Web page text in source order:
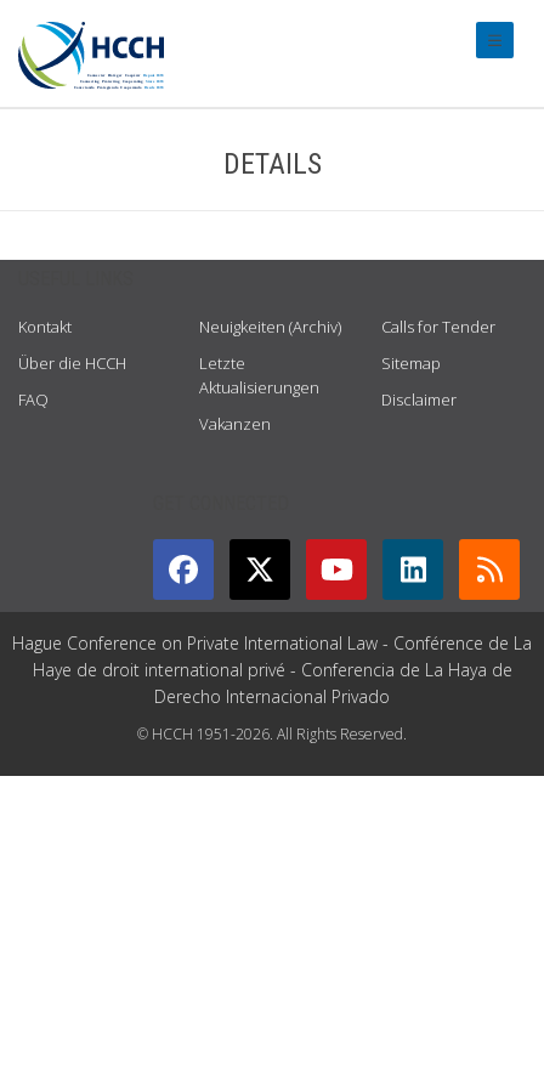
DETAILS
Kontakt
Über die HCCH
FAQ
Neuigkeiten (Archiv)
Letzte
Aktualisierungen
Vakanzen
Calls for Tender
Sitemap
Disclaimer
Hague Conference on Private International Law - Conférence de La
Haye de droit international privé - Conferencia de La Haya de
Derecho Internacional Privado
© HCCH 1951-2026. All Rights Reserved.